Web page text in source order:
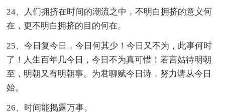
24、人们拥挤在时间的潮流之中，不明白拥挤的意义何
在，更不明白拥挤的目的何在。
25、今日复今日，今日何其少！今日又不为，此事何时
了！人生百年几今日，今日不为真可惜！若言姑待明朝
至，明朝又有明朝事。为君聊赋今日诗，努力请从今日
始。
26、时间能揭露万事。